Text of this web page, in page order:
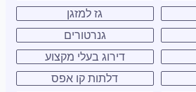
גז למזגן
גנרטורים
דירוג בעלי מקצוע
דלתות קו אפס